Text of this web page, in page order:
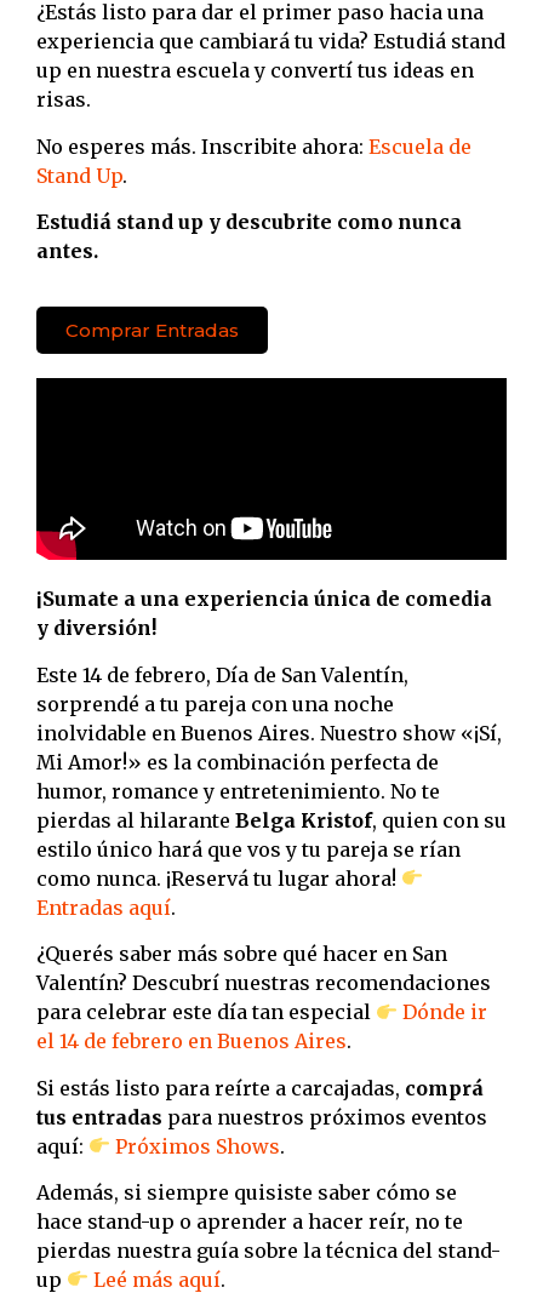
¿Estás listo para dar el primer paso hacia una
experiencia que cambiará tu vida? Estudiá stand
up en nuestra escuela y convertí tus ideas en
risas.
No esperes más. Inscribite ahora: Escuela de
Stand Up.
Estudiá stand up y descubrite como nunca
antes.
Comprar Entradas
¡Sumate a una experiencia única de comedia
y diversión!
Este 14 de febrero, Día de San Valentín,
sorprendé a tu pareja con una noche
inolvidable en Buenos Aires. Nuestro show «¡Sí,
Mi Amor!» es la combinación perfecta de
humor, romance y entretenimiento. No te
pierdas al hilarante Belga Kristof, quien con su
estilo único hará que vos y tu pareja se rían
como nunca. ¡Reservá tu lugar ahora!
Entradas aquí.
¿Querés saber más sobre qué hacer en San
Valentín? Descubrí nuestras recomendaciones
para celebrar este día tan especial
Dónde ir
el 14 de febrero en Buenos Aires.
Si estás listo para reírte a carcajadas, comprá
tus entradas para nuestros próximos eventos
aquí:
Próximos Shows.
Además, si siempre quisiste saber cómo se
hace stand-up o aprender a hacer reír, no te
pierdas nuestra guía sobre la técnica del stand-
up
Leé más aquí.